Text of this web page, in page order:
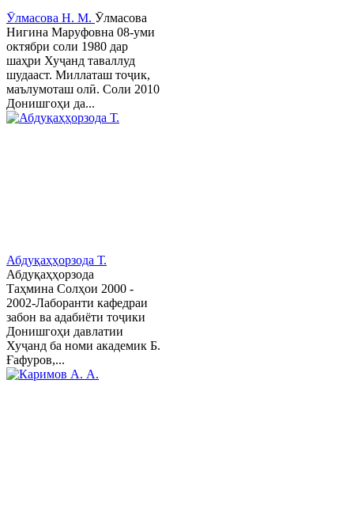
Ӯлмасова Н. М. Ӯлмасова
Нигина Маруфовна 08-уми
октябри соли 1980 дар
шаҳри Хуҷанд таваллуд
шудааст. Миллаташ тоҷик,
маълумоташ олӣ. Соли 2010
Донишгоҳи да...
Абдуқаҳҳорзода Т.
Абдуқаҳҳорзода
Таҳмина Солҳои 2000 -
2002-Лаборанти кафедраи
забон ва адабиёти тоҷики
Донишгоҳи давлатии
Хуҷанд ба номи академик Б.
Ғафуров,...